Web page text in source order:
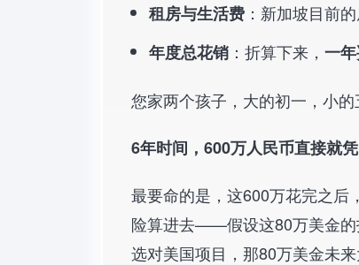
租房与生活费 ：新加坡目前
年度总花销 ：折算下来， 一
您家两个孩子，大的初一，小的
6年时间，600万人民币直接就凭
最要命的是，这600万花完之后
险算进去——假设这80万美金的
选对美国项目，那80万美金未